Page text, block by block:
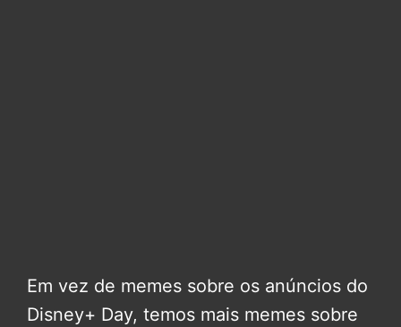
Em vez de memes sobre os anúncios do
Disney+ Day, temos mais memes sobre